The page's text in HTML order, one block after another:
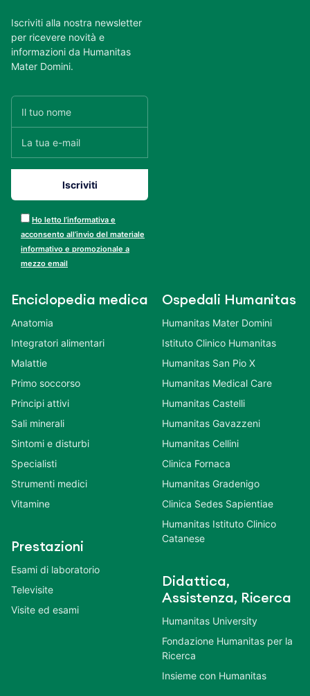
Iscriviti alla nostra newsletter
per ricevere novità e
informazioni da Humanitas
Mater Domini.
Ho letto l’informativa e
acconsento all’invio del materiale
informativo e promozionale a
mezzo email
Enciclopedia medica
Anatomia
Integratori alimentari
Malattie
Primo soccorso
Principi attivi
Sali minerali
Sintomi e disturbi
Specialisti
Strumenti medici
Vitamine
Prestazioni
Esami di laboratorio
Televisite
Visite ed esami
Ospedali Humanitas
Humanitas Mater Domini
Istituto Clinico Humanitas
Humanitas San Pio X
Humanitas Medical Care
Humanitas Castelli
Humanitas Gavazzeni
Humanitas Cellini
Clinica Fornaca
Humanitas Gradenigo
Clinica Sedes Sapientiae
Humanitas Istituto Clinico
Catanese
Didattica,
Assistenza, Ricerca
Humanitas University
Fondazione Humanitas per la
Ricerca
Insieme con Humanitas